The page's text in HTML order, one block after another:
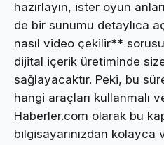
hazırlayın, ister oyun
de bir sunumu detaylıca
nasıl video çekilir**
dijital içerik üretiminde
sağlayacaktır. Peki, bu
hangi araçları kullanmalı
Haberler.com olarak bu
bilgisayarınızdan kolayca